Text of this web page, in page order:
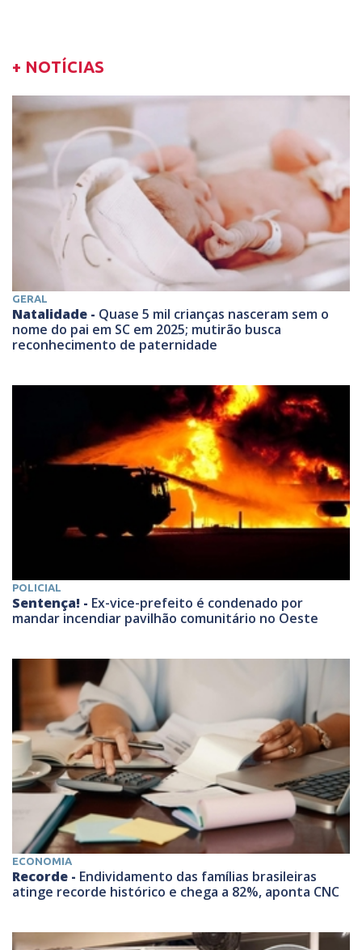
+ NOTÍCIAS
GERAL
Natalidade - Quase 5 mil crianças nasceram sem o
nome do pai em SC em 2025; mutirão busca
reconhecimento de paternidade
POLICIAL
Sentença! - Ex-vice-prefeito é condenado por
mandar incendiar pavilhão comunitário no Oeste
ECONOMIA
Recorde - Endividamento das famílias brasileiras
atinge recorde histórico e chega a 82%, aponta CNC